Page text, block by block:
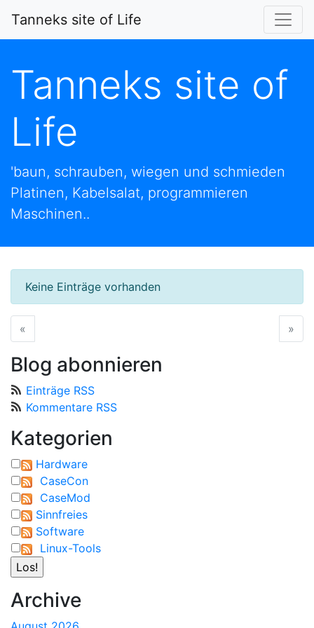
Tanneks site of Life
Tanneks site of
Life
'baun, schrauben, wiegen und schmieden
Platinen, Kabelsalat, programmieren
Maschinen..
Keine Einträge vorhanden
« »
Blog abonnieren
Einträge RSS
Kommentare RSS
Kategorien
Hardware
CaseCon
CaseMod
Sinnfreies
Software
Linux-Tools
Archive